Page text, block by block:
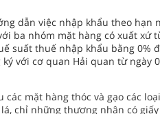
dẫn việc nhập khẩu theo hạn
ba nhóm mặt hàng có xuất xứ
suất thuế nhập khẩu bằng 0%
với cơ quan Hải quan từ ngày
mặt hàng thóc và gạo các
chỉ những thương nhân có